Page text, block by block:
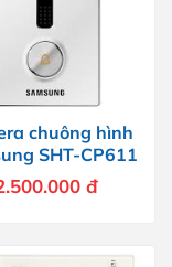
chuông hình
SHT-CP611
đ